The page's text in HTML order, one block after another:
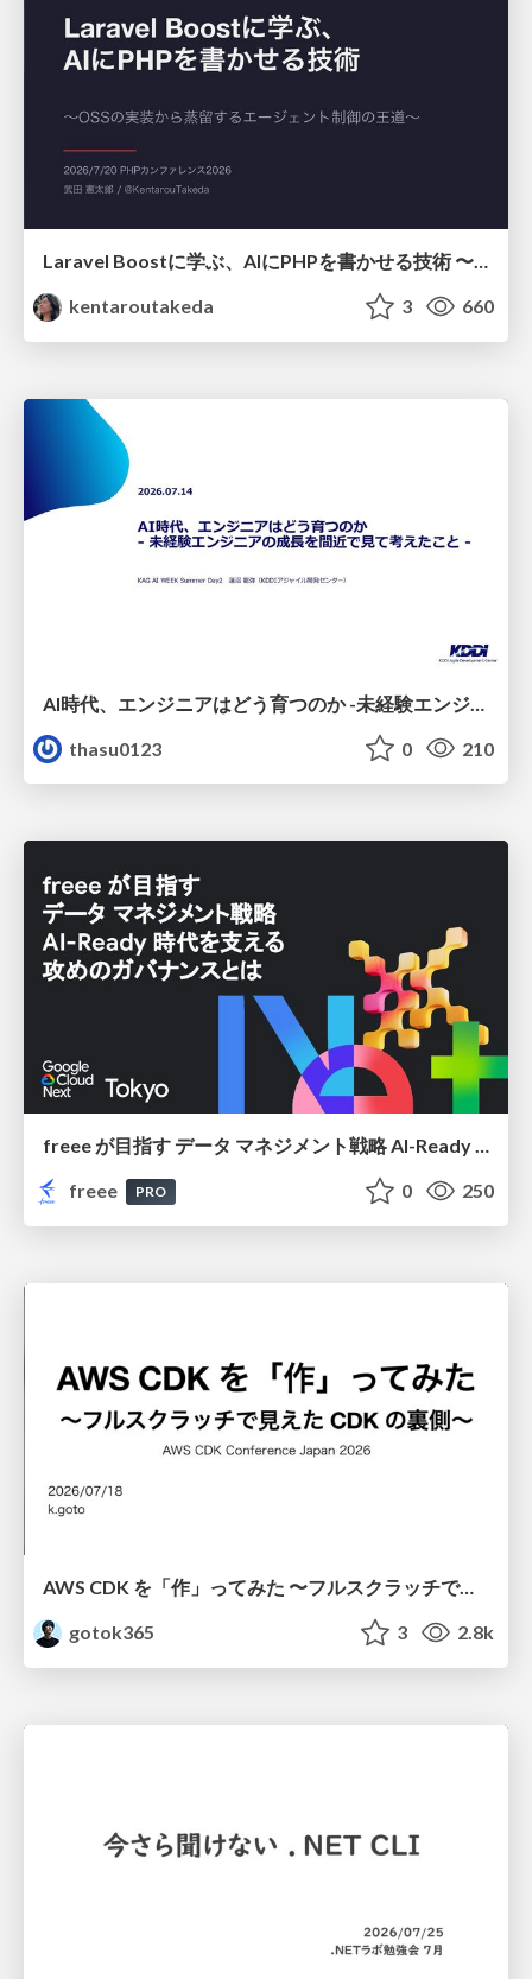
Laravel Boostに学ぶ、AIにPHPを書かせる技術 〜OSSの実装から蒸留するエージェント制御の王道〜
kentaroutakeda
3 660
thasu0123
0 210
freee が目指す データ マネジメント戦略 AI-Ready 時代を支える 攻めのガバナンスとは
freee
PRO 0 250
AWS CDK を「作」ってみた 〜フルスクラッチで見えた CDK の裏側〜 / aws-cdk-from-scratch
gotok365
3 2.8k